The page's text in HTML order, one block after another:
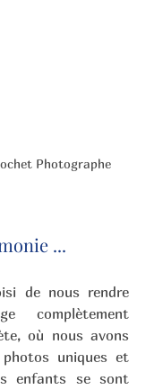
Photographe
...
de nous rendre
complètement
où nous avons
uniques et
enfants se sont